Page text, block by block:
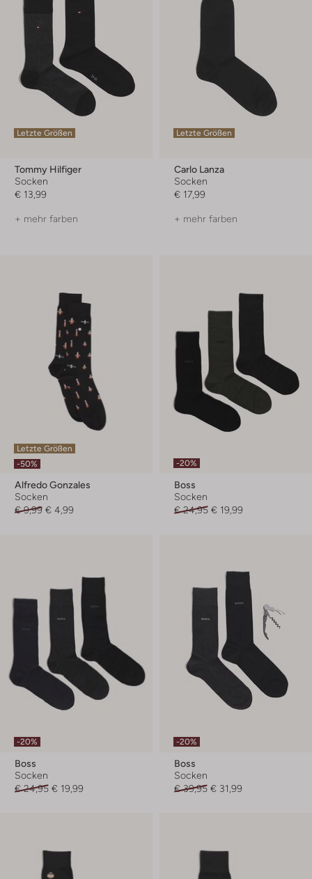
Letzte Größen
Tommy Hilfiger
Socken
€ 13,99
+ mehr farben
Letzte Größen
Carlo Lanza
Socken
€ 17,99
+ mehr farben
Letzte Größen
-50%
Alfredo Gonzales
Socken
€ 9,99 € 4,99
-20%
Boss
Socken
€ 24,95 € 19,99
-20%
Boss
Socken
€ 24,95 € 19,99
-20%
Boss
Socken
€ 39,95 € 31,99